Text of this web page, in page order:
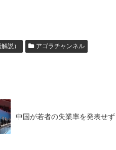
説） アゴラチャンネル
中国が若者の失業率を発表せ